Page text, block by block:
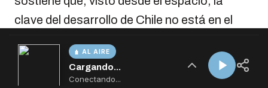
AL AIRE
Cargando...
Conectando...